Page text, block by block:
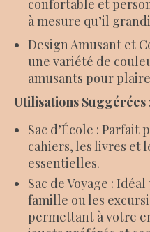
confortable et
à mesure qu’il
Design Amusant et
une variété de
amusants pour
Utilisations Suggérées :
Sac d’École :
cahiers, les livres et
essentielles.
Sac de Voyage :
famille ou les
permettant à votre